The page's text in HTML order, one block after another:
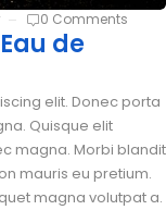
0 Comments
de
elit. Donec porta
Quisque elit
magna. Morbi blandit
mauris eu pretium.
magna volutpat a.